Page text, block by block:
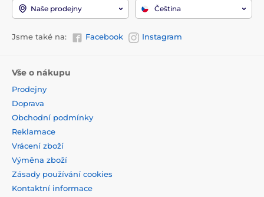
Naše prodejny Čeština
Jsme také na: Facebook Instagram
Vše o nákupu
Prodejny
Doprava
Obchodní podmínky
Reklamace
Vrácení zboží
Výměna zboží
Zásady používání cookies
Kontaktní informace